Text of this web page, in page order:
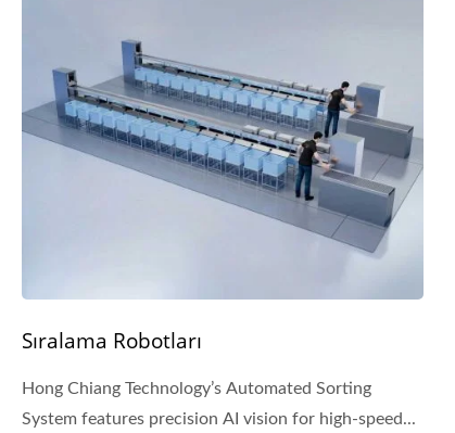
Sıralama Robotları
Hong Chiang Technology’s Automated Sorting
System features precision AI vision for high-speed...